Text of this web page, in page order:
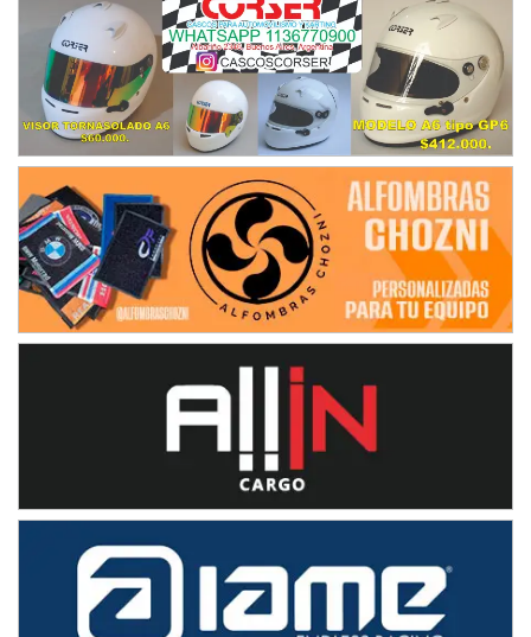
Juan Navarro (Asfalto)
El Timbó (Tucumán)
COBERTURA ESPECIAL DE E-KART.COM.AR
08/09-AGO
IAME SERIES ARGENTINA 6
Ramiro Tot (Asfalto)
Baradero (Buenos Aires)
KDO - F6
Ciudad de Trenque Lauquen (Asfalto)
Trenque Lauquen (Buenos Aires)
ENTRERRIANO - F6 (POSTERGADA)
Parque de la Velocidad (Asfalto)
Gral. E. Godoy (Río Negro)
Juventud Unida (Tierra)